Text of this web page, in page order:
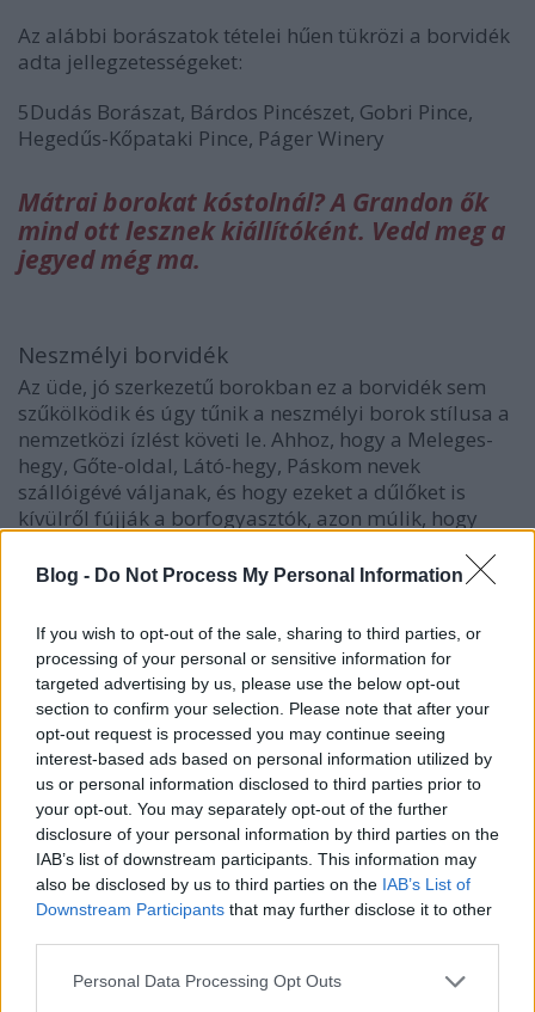
Blog - Do Not Process My Personal Information
If you wish to opt-out of the sale, sharing to third parties, or
processing of your personal or sensitive information for
targeted advertising by us, please use the below opt-out
section to confirm your selection. Please note that after your
opt-out request is processed you may continue seeing
interest-based ads based on personal information utilized by
us or personal information disclosed to third parties prior to
your opt-out. You may separately opt-out of the further
disclosure of your personal information by third parties on the
IAB’s list of downstream participants. This information may
also be disclosed by us to third parties on the IAB’s List of
Downstream Participants that may further disclose it to other
Please note that this website/app uses one or more Google
Personal Data Processing Opt Outs
Az alábbi borászatok tételei hűen tükrözi a borvidék
adta jellegzetességeket:
5Dudás Borászat, Bárdos Pincészet, Gobri Pince,
Hegedűs-Kőpataki Pince, Páger Winery
Mátrai borokat kóstolnál? A Grandon ők
mind ott lesznek kiállítóként. Vedd meg a
jegyed még ma.
Neszmélyi borvidék
Az üde, jó szerkezetű borokban ez a borvidék sem
szűkölködik és úgy tűnik a neszmélyi borok stílusa a
nemzetközi ízlést követi le. Ahhoz, hogy a Meleges-
hegy, Gőte-oldal, Látó-hegy, Páskom nevek
szállóigévé váljanak, és hogy ezeket a dűlőket is
kívülről fújják a borfogyasztók, azon múlik, hogy
területekről.
Az biztos, hogy ezek a termő területek alkalmasak
arra, hogy illatokban és gyümölcsökben gazdag,
karcsú, szép savú borok szülessenek, a száraz
fehérek között igen népszerűek ezek a friss savú,
könnyen megjegyezhető borok. A bárki által könnyen
fogyasztható, acéltartályban hűtött erjesztéssel
viszonylag gyorsan készülő tételeknek a feladata,
hogy azok friss, üde élménnyel ajándékozzanak meg
bennünket. Erre erősít rá borvidék klímája és talaja
is, így a fehér fajták vannak túlsúlyban a kékszőlővel
szemben. A borvidék urasága az Irsai Olivér, de a
cserszegi fűszeres, a királyleányka, a fűszeres